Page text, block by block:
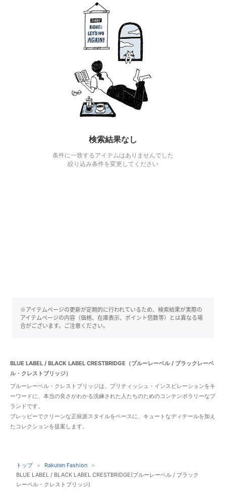
検索結果なし
条件に一致するアイテムはありませんでした
絞り込み条件を変更してください
※アイテムページの更新が定期的に行われているため、検索結果が実際の
アイテムページの内容（価格、在庫表示、ポイント倍数等）とは異なる場
合がございます。ご注意ください。
BLUE LABEL / BLACK LABEL CRESTBRIDGE（ブルーレーベル / ブラックレーベ
ル・クレストブリッジ）
ブルーレーベル・クレストブリッジは、ブリティッシュ・インスピレーションをキ
ーワードに、本当の良さがわかる洗練された人たちのためのコンテンポラリーなブ
ランドです。
プレッピーでクリーンな正統派スタイルをベースに、キュートなディテールを加え
たコレクションを提案します。
トップ
Rakuten Fashion
BLUE LABEL / BLACK LABEL CRESTBRIDGE(ブルーレーベル / ブラック
レーベル・クレストブリッジ)